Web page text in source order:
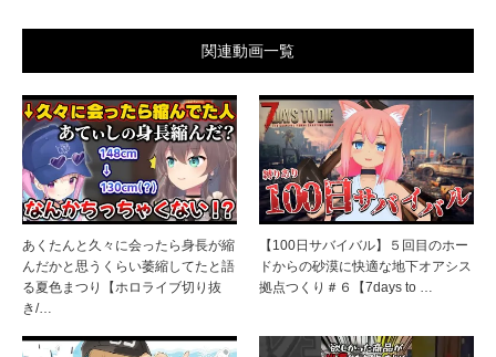
関連動画一覧
あくたんと久々に会ったら身長が縮
んだかと思うくらい萎縮してたと語
る夏色まつり【ホロライブ切り抜
き/…
【100日サバイバル】５回目のホー
ドからの砂漠に快適な地下オアシス
拠点つくり＃６【7days to …